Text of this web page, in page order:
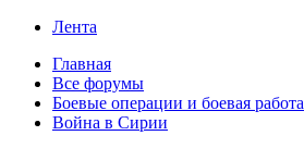
Лента
Главная
Все форумы
Боевые операции и боевая работа
Война в Сирии